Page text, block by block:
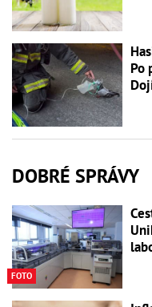
Po
DOBRÉ SPRÁVY
FOTO